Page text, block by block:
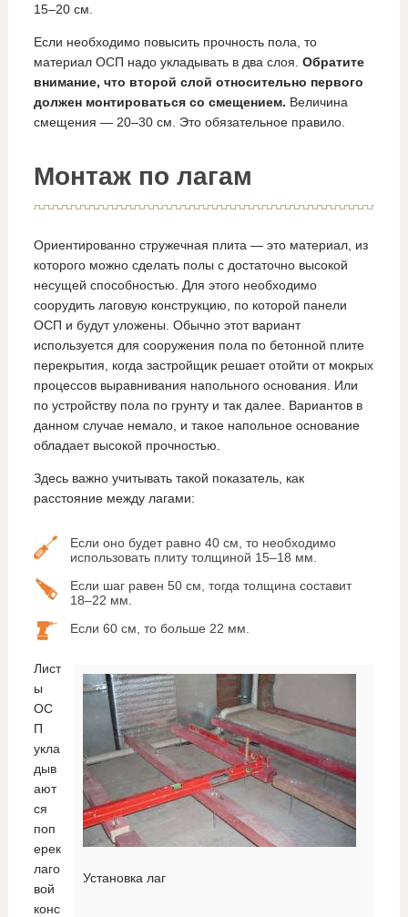
15–20 см.
Если необходимо повысить прочность пола, то
материал ОСП надо укладывать в два слоя. Обратите
внимание, что второй слой относительно первого
должен монтироваться со смещением. Величина
смещения — 20–30 см. Это обязательное правило.
Монтаж по лагам
Ориентированно стружечная плита — это материал, из
которого можно сделать полы с достаточно высокой
несущей способностью. Для этого необходимо
соорудить лаговую конструкцию, по которой панели
ОСП и будут уложены. Обычно этот вариант
используется для сооружения пола по бетонной плите
перекрытия, когда застройщик решает отойти от мокрых
процессов выравнивания напольного основания. Или
по устройству пола по грунту и так далее. Вариантов в
данном случае немало, и такое напольное основание
обладает высокой прочностью.
Здесь важно учитывать такой показатель, как
расстояние между лагами:
Если оно будет равно 40 см, то необходимо
использовать плиту толщиной 15–18 мм.
Если шаг равен 50 см, тогда толщина составит
18–22 мм.
Если 60 см, то больше 22 мм.
Установка лаг
Лист
ы
ОС
П
укла
дыв
ают
ся
поп
ерек
лаго
вой
конс